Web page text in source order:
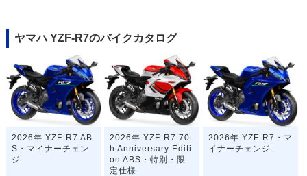
ヤマハ YZF-R7のバイクカタログ
2026年 YZF-R7 AB
S・マイナーチェン
ジ
2026年 YZF-R7 70t
h Anniversary Editi
on ABS・特別・限
定仕様
2026年 YZF-R7・マ
イナーチェンジ